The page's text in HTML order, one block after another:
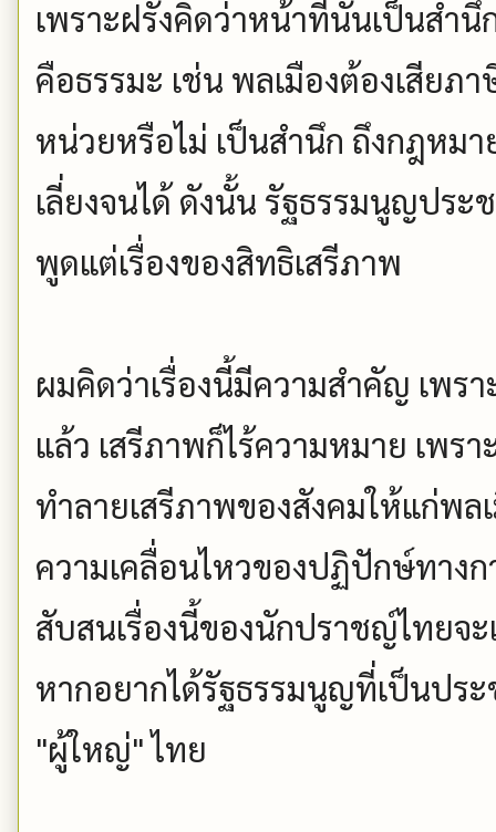
เพราะฝรั่งคิดว่าหน้าที่นั้นเป็นสำ
คือธรรมะ เช่น พลเมืองต้องเสียภา
หน่วยหรือไม่ เป็นสำนึก ถึงกฎหม
เลี่ยงจนได้ ดังนั้น รัฐธรรมนูญปร
พูดแต่เรื่องของสิทธิเสรีภาพ
ผมคิดว่าเรื่องนี้มีความสำคัญ เพร
แล้ว เสรีภาพก็ไร้ความหมาย เพ
ทำลายเสรีภาพของสังคมให้แก่พ
ความเคลื่อนไหวของปฏิปักษ์ทางก
สับสนเรื่องนี้ของนักปราชญ์ไทยจะ
หากอยากได้รัฐธรรมนูญที่เป็นปร
"ผู้ใหญ่" ไทย